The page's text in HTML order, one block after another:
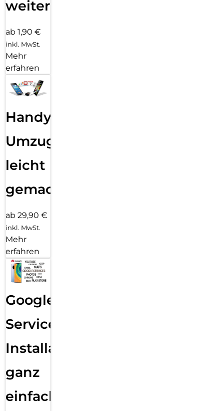
weiter
ab 1,90 €
inkl. MwSt.
Mehr
erfahren
Handy
Umzug
leicht
gemacht!
ab 29,90 €
inkl. MwSt.
Mehr
erfahren
Google
Services
Installation
ganz
einfach